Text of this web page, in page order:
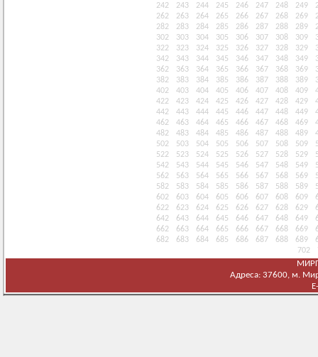
242
243 244 245 246 247 248 249
262
263 264 265 266 267 268 269
282
283 284 285 286 287 288 289
302
303 304 305 306 307 308 309
322
323 324 325 326 327 328 329
342
343 344 345 346 347 348 349
362
363 364 365 366 367 368 369
382
383 384 385 386 387 388 389
402
403 404 405 406 407 408 409
422
423 424 425 426 427 428 429
442
443 444 445 446 447 448 449
462
463 464 465 466 467 468 469
482
483 484 485 486 487 488 489
502
503 504 505 506 507 508 509
522
523 524 525 526 527 528 529
542
543 544 545 546 547 548 549
562
563 564 565 566 567 568 569
582
583 584 585 586 587 588 589
602
603 604 605 606 607 608 609
622
623 624 625 626 627 628 629
642
643 644 645 646 647 648 649
662
663 664 665 666 667 668 669
682
683 684 685 686 687 688 689
702
Адреса: 37600, м.